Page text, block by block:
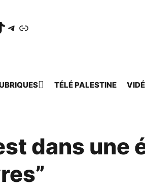
Telegram Lien
TÉLÉ PALESTINE
dans